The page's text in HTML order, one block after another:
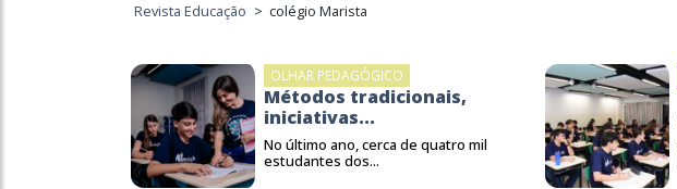
Revista Educação > colégio Marista
OLHAR PEDAGÓGICO
Métodos tradicionais,
iniciativas...
No último ano, cerca de quatro mil
estudantes dos...